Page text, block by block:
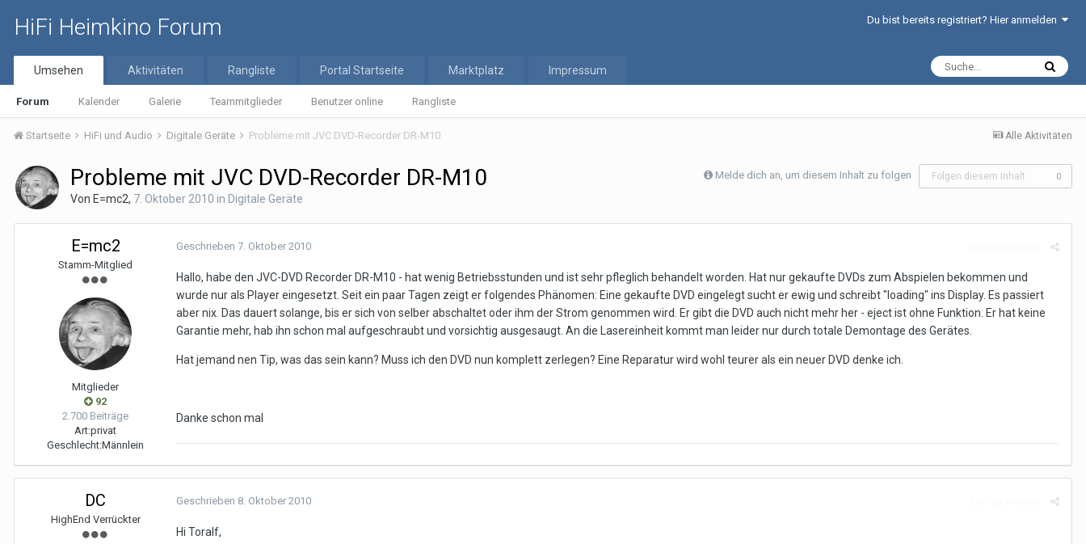
HiFi Heimkino Forum Du bist bereits registriert? Hier anmelden
Umsehen
Forum Kalender Galerie Teammitglieder Benutzer online Rangliste
Aktivitäten Rangliste Portal Startseite Marktplatz Impressum
Alle Aktivitäten
Startseite HiFi und Audio Digitale Geräte Probleme mit JVC DVD-Recorder DR-M10
Melde dich an, um diesem Inhalt zu folgen Folgen diesem Inhalt 0
Probleme mit JVC DVD-Recorder DR-M10
Von E=mc2, 7. Oktober 2010 in Digitale Geräte
E=mc2
Stamm-Mitglied
Mitglieder
92
2.700 Beiträge
Art:privat
Geschlecht:Männlein
Geschrieben 7. Oktober 2010
Hallo, habe den JVC-DVD Recorder DR-M10 - hat wenig Betriebsstunden und ist sehr pfleglich behandelt worden. Hat nur gekaufte DVDs zum Abspielen bekommen und
wurde nur als Player eingesetzt. Seit ein paar Tagen zeigt er folgendes Phänomen: Eine gekaufte DVD eingelegt sucht er ewig und schreibt "loading" ins Display. Es passiert
aber nix. Das dauert solange, bis er sich von selber abschaltet oder ihm der Strom genommen wird. Er gibt die DVD auch nicht mehr her - eject ist ohne Funktion. Er hat keine
Garantie mehr, hab ihn schon mal aufgeschraubt und vorsichtig ausgesaugt. An die Lasereinheit kommt man leider nur durch totale Demontage des Gerätes.
Hat jemand nen Tip, was das sein kann? Muss ich den DVD nun komplett zerlegen? Eine Reparatur wird wohl teurer als ein neuer DVD denke ich.
Danke schon mal
DC
HighEnd Verrückter
Geschrieben 8. Oktober 2010
Hi Toralf,